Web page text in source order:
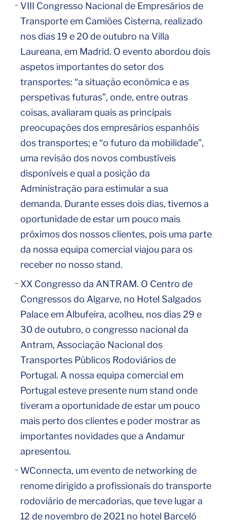
VIII Congresso Nacional de Empresários de
Transporte em Camiões Cisterna, realizado
nos dias 19 e 20 de outubro na Villa
Laureana, em Madrid. O evento abordou dois
aspetos importantes do setor dos
transportes: “a situação económica e as
perspetivas futuras”, onde, entre outras
coisas, avaliaram quais as principais
preocupações dos empresários espanhóis
dos transportes; e “o futuro da mobilidade”,
uma revisão dos novos combustíveis
disponíveis e qual a posição da
Administração para estimular a sua
demanda. Durante esses dois dias, tivemos a
oportunidade de estar um pouco mais
próximos dos nossos clientes, pois uma parte
da nossa equipa comercial viajou para os
receber no nosso stand.
XX Congresso da ANTRAM. O Centro de
Congressos do Algarve, no Hotel Salgados
Palace em Albufeira, acolheu, nos dias 29 e
30 de outubro, o congresso nacional da
Antram, Associação Nacional dos
Transportes Públicos Rodoviários de
Portugal. A nossa equipa comercial em
Portugal esteve presente num stand onde
tiveram a oportunidade de estar um pouco
mais perto dos clientes e poder mostrar as
importantes novidades que a Andamur
apresentou.
WConnecta, um evento de networking de
renome dirigido a profissionais do transporte
rodoviário de mercadorias, que teve lugar a
12 de novembro de 2021 no hotel Barceló